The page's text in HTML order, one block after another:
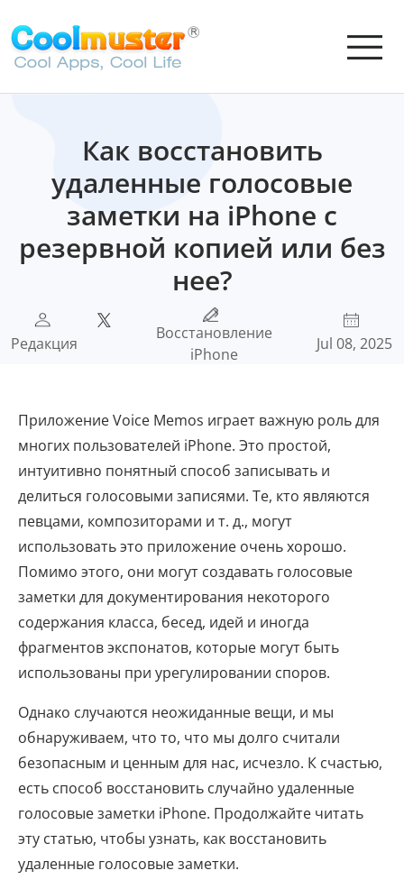
Как восстановить
удаленные голосовые
заметки на iPhone с
резервной копией или без
нее?
Редакция
Восстановление
iPhone
Jul 08, 2025
Приложение Voice Memos играет важную роль для
многих пользователей iPhone. Это простой,
интуитивно понятный способ записывать и
делиться голосовыми записями. Те, кто являются
певцами, композиторами и т. д., могут
использовать это приложение очень хорошо.
Помимо этого, они могут создавать голосовые
заметки для документирования некоторого
содержания класса, бесед, идей и иногда
фрагментов экспонатов, которые могут быть
использованы при урегулировании споров.
Однако случаются неожиданные вещи, и мы
обнаруживаем, что то, что мы долго считали
безопасным и ценным для нас, исчезло. К счастью,
есть способ восстановить случайно удаленные
голосовые заметки iPhone. Продолжайте читать
эту статью, чтобы узнать, как восстановить
удаленные голосовые заметки.